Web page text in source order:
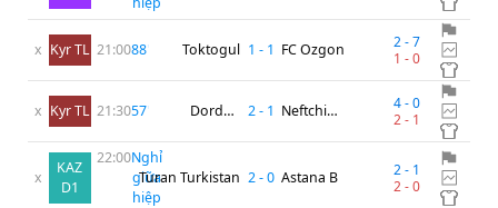
x Kyr TL 21:0088' Toktogul 1 - 1 FC Ozgon 2-7
1 -0
x Kyr TL 21:3057'
Dordoi-
2- 1 Neftchi
4-0
2- 1
x
KAZ
D1
22:00Nghỉ
giữa
hiệp
Turan Turkistan 2-0 Astana B 2- 1
2-0